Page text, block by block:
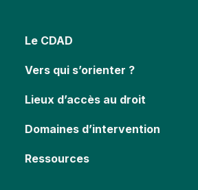
Le CDAD
Vers qui s’orienter ?
Lieux d’accès au droit
Domaines d’intervention
Ressources